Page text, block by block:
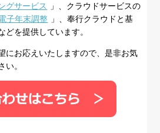
グサービス
」、クラウドサービスの
子年末調整
」、奉行クラウドと基
どを提供しています。
にお応えいたしますので、是非お気
い。